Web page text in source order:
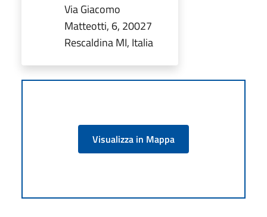
Via Giacomo
Matteotti, 6, 20027
Rescaldina MI, Italia
Visualizza in Mappa